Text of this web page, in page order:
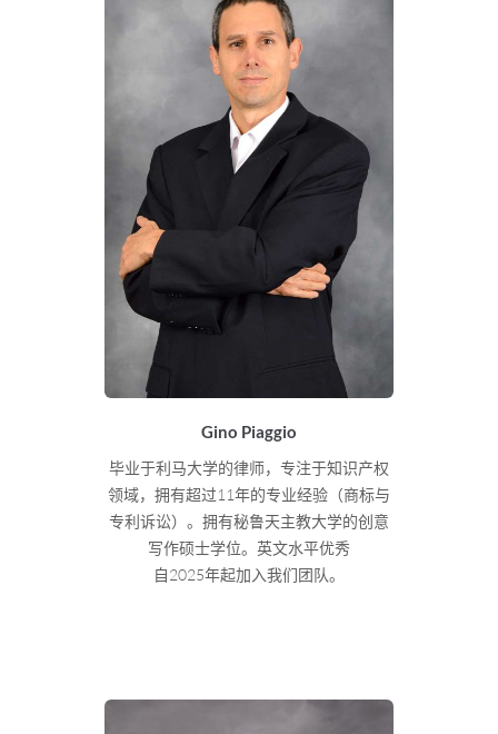
Gino Piaggio
毕业于利马大学的律师，专注于知识产权
领域，拥有超过11年的专业经验（商标与
专利诉讼）。拥有秘鲁天主教大学的创意
写作硕士学位。英文水平优秀
自2025年起加入我们团队。